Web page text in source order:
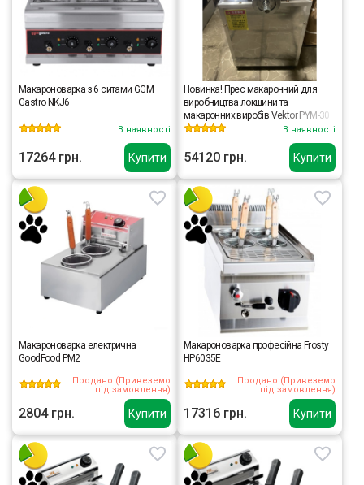
Купити
Макароноварка з 6 ситами GGM
Gastro NKJ6
В наявності
17264 грн. Купити
Новинка! Прес макаронний для
виробництва локшини та
макаронних виробів Vektor PYM-30
(2.2KW)
В наявності
54120 грн.
Купити
Макароноварка електрична
GoodFood PM2
Продано (Привеземо
під замовлення)
2804 грн. Купити
Макароноварка професійна Frosty
HP6035E
Продано (Привеземо
під замовлення)
17316 грн.